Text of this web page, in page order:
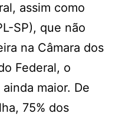
assim como
SP), que não
na Câmara dos
Federal, o
maior. De
75% dos